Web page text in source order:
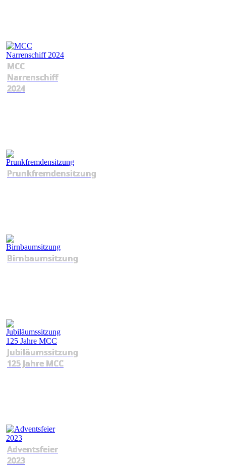
MCC
Narrenschiff
2024
Prunkfremdensitzung
Birnbaumsitzung
Jubiläumssitzung
125 Jahre MCC
Adventsfeier
2023